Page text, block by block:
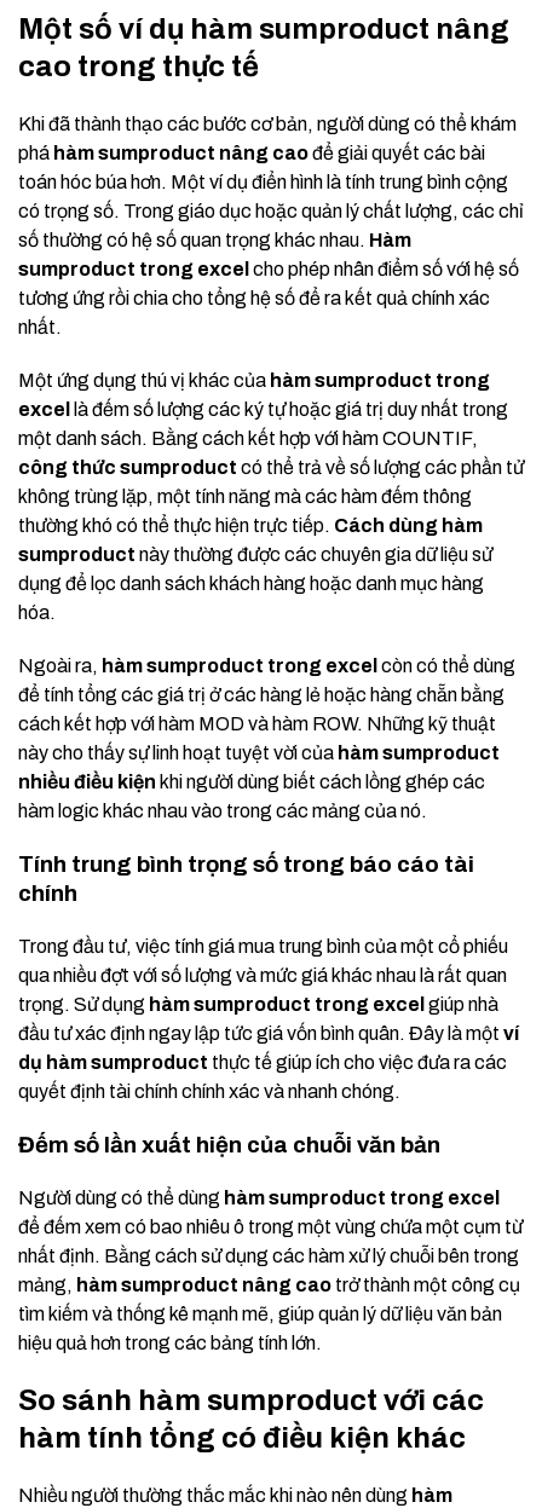
Một số ví dụ hàm sumproduct nâng
cao trong thực tế
Khi đã thành thạo các bước cơ bản, người dùng có thể khám
phá hàm sumproduct nâng caođể giải quyết các bài
toán hóc búa hơn. Một ví dụ điển hình là tính trung bình cộng
có trọng số. Trong giáo dục hoặc quản lý chất lượng, các chỉ
số thường có hệ số quan trọng khác nhau. Hàm
sumproduct trong excel cho phép nhân điểm số với hệ số
tương ứng rồi chia cho tổng hệ số để ra kết quả chính xác
nhất.
Một ứng dụng thú vị khác của hàm sumproduct trong
excel
là đếm số lượng các ký tự hoặc giá trị duy nhất trong
một danh sách. Bằng cách kết hợp với hàm COUNTIF,
công thức sumproduct có thể trả về số lượng các phần tử
không trùng lặp, một tính năng mà các hàm đếm thông
thường khó có thể thực hiện trực tiếp. Cách dùng hàm
sumproduct này thường được các chuyên gia dữ liệu sử
dụng để lọc danh sách khách hàng hoặc danh mục hàng
hóa.
Ngoài ra, hàm sumproduct trong excel còn có thể dùng
để tính tổng các giá trị ở các hàng lẻ hoặc hàng chẵn bằng
cách kết hợp với hàm MOD và hàm ROW. Những kỹ thuật
này cho thấy sự linh hoạt tuyệt vời của hàm sumproduct
nhiều điều kiện khi người dùng biết cách lồng ghép các
hàm logic khác nhau vào trong các mảng của nó.
Tính trung bình trọng số trong báo cáo tài
chính
Trong đầu tư, việc tính giá mua trung bình của một cổ phiếu
qua nhiều đợt với số lượng và mức giá khác nhau là rất quan
trọng. Sử dụng hàm sumproduct trong excel giúp nhà
đầu tư xác định ngay lập tức giá vốn bình quân. Đây là một ví
dụ hàm sumproduct thực tế giúp ích cho việc đưa ra các
quyết định tài chính chính xác và nhanh chóng.
Đếm số lần xuất hiện của chuỗi văn bản
Người dùng có thể dùng hàm sumproduct trong excel
để đếm xem có bao nhiêu ô trong một vùng chứa một cụm từ
nhất định. Bằng cách sử dụng các hàm xử lý chuỗi bên trong
mảng, hàm sumproduct nâng cao trở thành một công cụ
tìm kiếm và thống kê mạnh mẽ, giúp quản lý dữ liệu văn bản
hiệu quả hơn trong các bảng tính lớn.
So sánh hàm sumproduct với các
hàm tính tổng có điều kiện khác
Nhiều người thường thắc mắc khi nào nên dùng hàm